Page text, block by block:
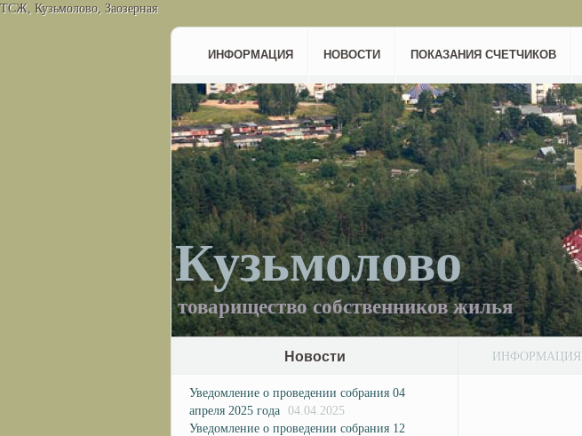
ТСЖ, Кузьмолово, Заозерная
ИНФОРМАЦИЯ НОВОСТИ ПОКАЗАНИЯ СЧЕТЧИКОВ
Кузьмолово
товарищество собственников жилья
ИНФОРМАЦИЯ
Новости
Уведомление о проведении собрания 04
апреля 2025 года 04.04.2025
Уведомление о проведении собрания 12